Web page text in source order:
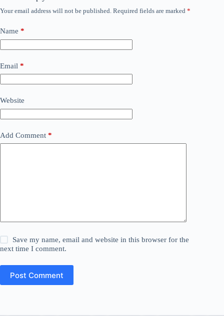
Your email address will not be published. Required fields are marked *
Name *
Email *
Website
Add Comment *
Save my name, email and website in this browser for the
next time I comment.
Post Comment